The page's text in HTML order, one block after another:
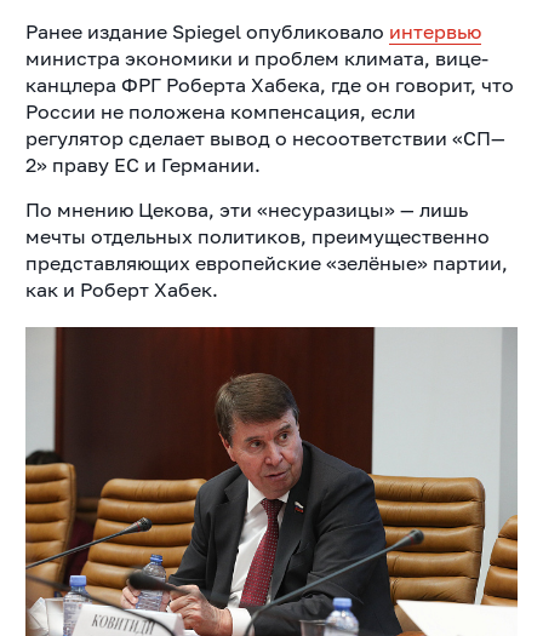
Ранее издание Spiegel опубликовало интервью
министра экономики и проблем климата, вице-
канцлера ФРГ Роберта Хабека, где он говорит, что
России не положена компенсация, если
регулятор сделает вывод о несоответствии «СП—
2» праву ЕС и Германии.
По мнению Цекова, эти «несуразицы» — лишь
мечты отдельных политиков, преимущественно
представляющих европейские «зелёные» партии,
как и Роберт Хабек.